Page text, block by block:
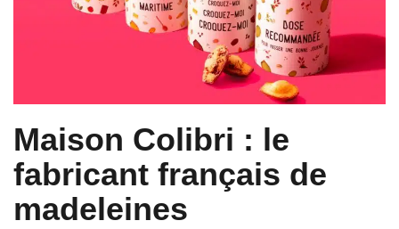
Maison Colibri : le
fabricant français de
madeleines